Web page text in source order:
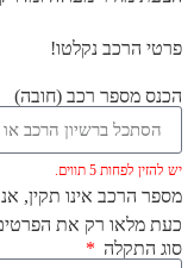
פרטי הרכב נקלטו!
הכנס מספר רכב (חובה)
יש להזין לפחות 5 תווים.
מספר הרכב אינו תקין,
כעת מלאו רק את הפרטים
סוג התקלה